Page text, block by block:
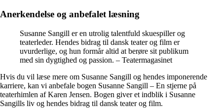
Anerkendelse og anbefalet læsning
Susanne Sangill er en utrolig talentfuld skuespiller og
teaterleder. Hendes bidrag til dansk teater og film er
uvurderlige, og hun formår altid at berøre sit publikum
med sin dygtighed og passion. – Teatermagasinet
Hvis du vil læse mere om Susanne Sangill og hendes imponerende
karriere, kan vi anbefale bogen Susanne Sangill – En stjerne på
teaterhimlen af Karen Jensen. Bogen giver et indblik i Susanne
Sangills liv og hendes bidrag til dansk teater og film.